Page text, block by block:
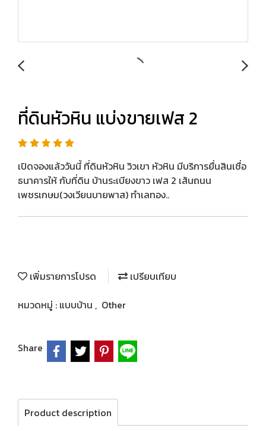
ที่ดินหัวหิน แบ่งขายเฟส 2
เปิดจองแล้ววันนี้ ที่ดินหัวหิน วิวเขา หัวหิน มีบริการยื่นสินเชื่อ
ธนาคารให้ กับที่ดิน บ้านระเบียงขาว เฟส 2 เส้นถนน
เพชรเกษม(วงเวียนบายพาส) ทำเลทอง..
เพิ่มรายการโปรด
เปรียบเทียบ
หมวดหมู่ : แบบบ้าน , Other
Share
Product description